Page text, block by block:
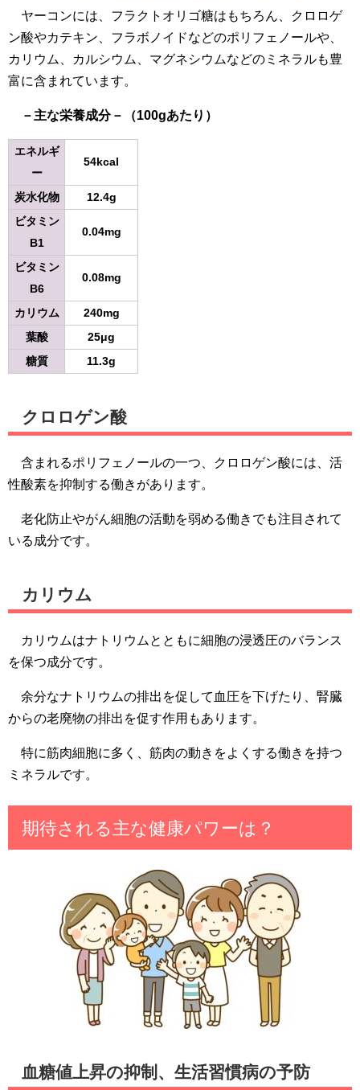
ヤーコンには、フラクトオリゴ糖はもちろん、クロロゲ
ン酸やカテキン、フラボノイドなどのポリフェノールや、
カリウム、カルシウム、マグネシウムなどのミネラルも豊
富に含まれています。
－主な栄養成分－（100gあたり）
エネルギ
ー
54kcal
炭水化物
12.4g
ビタミン
B1
0.04mg
ビタミン
B6
0.08mg
カリウム
240mg
葉酸
25μg
糖質
11.3g
クロロゲン酸
含まれるポリフェノールの一つ、クロロゲン酸には、活
性酸素を抑制する働きがあります。
老化防止やがん細胞の活動を弱める働きでも注目されて
いる成分です。
カリウム
カリウムはナトリウムとともに細胞の浸透圧のバランス
を保つ成分です。
余分なナトリウムの排出を促して血圧を下げたり、腎臓
からの老廃物の排出を促す作用もあります。
特に筋肉細胞に多く、筋肉の動きをよくする働きを持つ
ミネラルです。
期待される主な健康パワーは？
血糖値上昇の抑制、生活習慣病の予防